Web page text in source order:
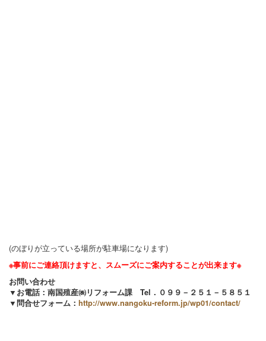
(のぼりが立っている場所が駐車場になります)
※事前にご連絡頂けますと、スムーズにご案内することが出来ます※
お問い合わせ
▼お電話：南国殖産㈱リフォーム課 Tel．０９９－２５１－５８５１
▼問合せフォーム： http://www.nangoku-reform.jp/wp01/contact/